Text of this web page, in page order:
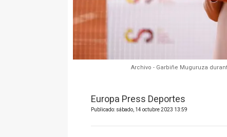
Archivo - Garbiñe Muguruza
Europa Press Deportes
Publicado: sábado, 14 octubre 2023 13:59